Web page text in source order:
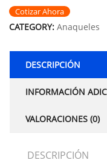
Cotizar Ahora
CATEGORY: Anaqueles
DESCRIPCIÓN
INFORMACIÓN
VALORACIONES (0)
DESCRIPCIÓN